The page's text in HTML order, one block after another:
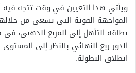
ويأتي هذا التعيين في وقت تتجه فيه
المواجهة القوية التي يسعى من خلالها
بطاقة التأهل إلى المربع الذهبي، في
الدور ربع النهائي بالنظر إلى
انطلاق البطولة.